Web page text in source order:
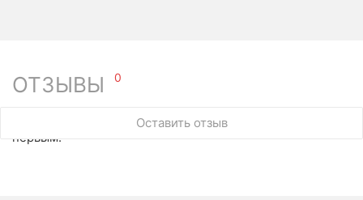
ОТЗЫВЫ 0
Оставить отзыв
У этого товара нет ни одного отзыва. Вы можете стать
первым.